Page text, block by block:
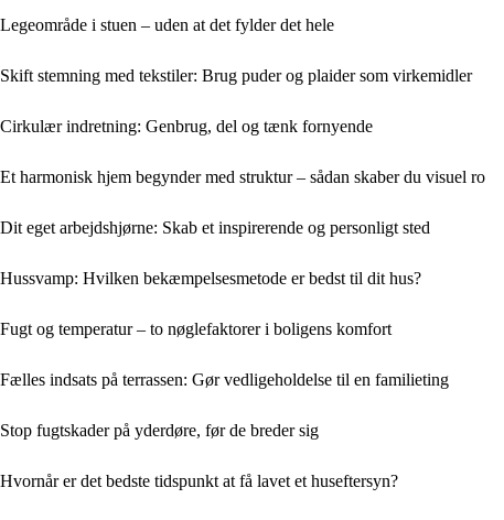
Legeområde i stuen – uden at det fylder det hele
Skift stemning med tekstiler: Brug puder og plaider som virkemidler
Cirkulær indretning: Genbrug, del og tænk fornyende
Et harmonisk hjem begynder med struktur – sådan skaber du visuel ro
Dit eget arbejdshjørne: Skab et inspirerende og personligt sted
Hussvamp: Hvilken bekæmpelsesmetode er bedst til dit hus?
Fugt og temperatur – to nøglefaktorer i boligens komfort
Fælles indsats på terrassen: Gør vedligeholdelse til en familieting
Stop fugtskader på yderdøre, før de breder sig
Hvornår er det bedste tidspunkt at få lavet et huseftersyn?